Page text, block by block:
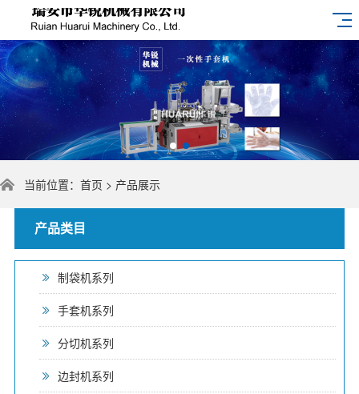
当前位置： 首页 > 产品展示
产品类目
制袋机系列
手套机系列
分切机系列
边封机系列